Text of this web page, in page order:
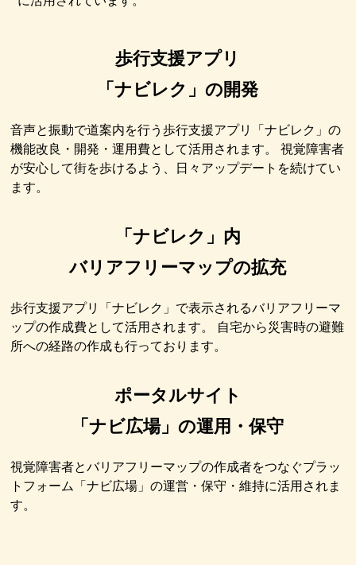
歩行支援アプリ
「ナビレク」の開発
音声と振動で道案内を行う歩行支援アプリ「ナビレク」の
機能改良・開発・運用費として活用されます。 視覚障害者
が安心して街を歩けるよう、日々アップデートを続けてい
ます。
「ナビレク」内
バリアフリーマップの拡充
歩行支援アプリ「ナビレク」で表示されるバリアフリーマ
ップの作成費として活用されます。 自宅から災害時の避難
所への経路の作成も行っております。
ポータルサイト
「ナビ広場」の運用・保守
視覚障害者とバリアフリーマップの作成者をつなぐプラッ
トフォーム「ナビ広場」の運営・保守・維持に活用されま
す。